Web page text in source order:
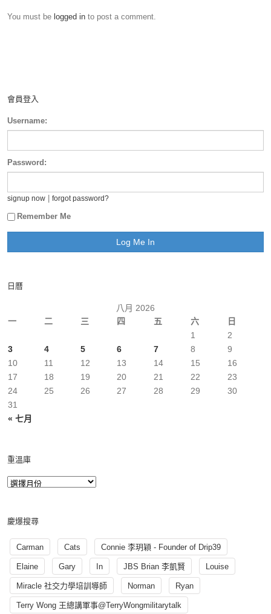
You must be logged in to post a comment.
會員登入
Username:
Password:
signup now forgot password?
Remember Me
日曆
八月 2026
一
二 三 四 五 六 日
« 七月
1
2
3
4 5 6 7 8
9
10
11 12 13 14 15
16
17
18 19 20 21 22
23
24
25 26 27 28 29
30
31
重溫庫
慶爆搜尋
Carman Cats Connie 李玥穎 - Founder of Drip39
Elaine Gary In JBS Brian 李凱賢 Louise
Miracle 社交力學培訓導師 Norman Ryan
Terry Wong 王總講軍事@TerryWongmilitarytalk